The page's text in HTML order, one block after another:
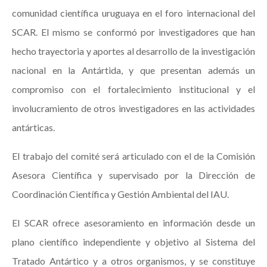
comunidad científica uruguaya en el foro internacional del
SCAR. El mismo se conformó por investigadores que han
hecho trayectoria y aportes al desarrollo de la investigación
nacional en la Antártida, y que presentan además un
compromiso con el fortalecimiento institucional y el
involucramiento de otros investigadores en las actividades
antárticas.
El trabajo del comité será articulado con el de la Comisión
Asesora Científica y supervisado por la Dirección de
Coordinación Científica y Gestión Ambiental del IAU.
El SCAR ofrece asesoramiento en información desde un
plano científico independiente y objetivo al Sistema del
Tratado Antártico y a otros organismos, y se constituye